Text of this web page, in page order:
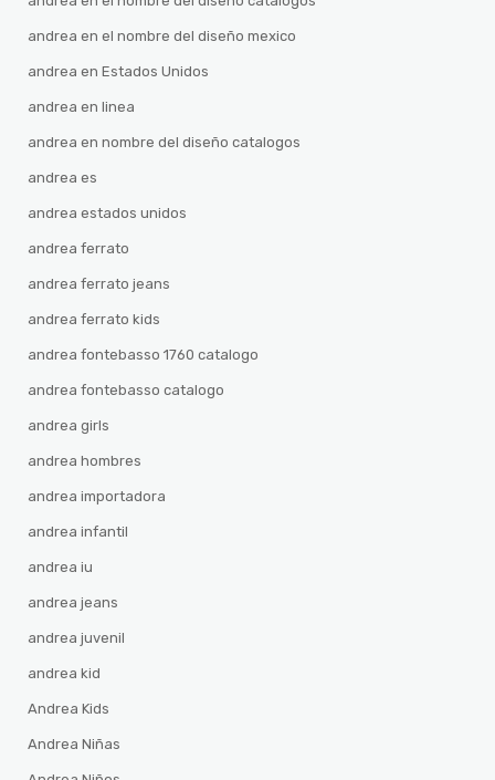
andrea en el nombre del diseño mexico
andrea en Estados Unidos
andrea en linea
andrea en nombre del diseño catalogos
andrea es
andrea estados unidos
andrea ferrato
andrea ferrato jeans
andrea ferrato kids
andrea fontebasso 1760 catalogo
andrea fontebasso catalogo
andrea girls
andrea hombres
andrea importadora
andrea infantil
andrea iu
andrea jeans
andrea juvenil
andrea kid
Andrea Kids
Andrea Niñas